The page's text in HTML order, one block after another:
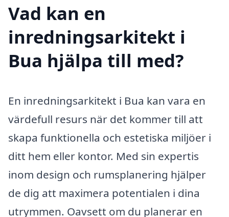
Vad kan en
inredningsarkitekt i
Bua hjälpa till med?
En inredningsarkitekt i Bua kan vara en
värdefull resurs när det kommer till att
skapa funktionella och estetiska miljöer i
ditt hem eller kontor. Med sin expertis
inom design och rumsplanering hjälper
de dig att maximera potentialen i dina
utrymmen. Oavsett om du planerar en